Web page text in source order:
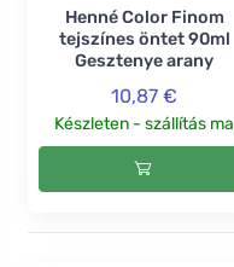
Henné Color Finom
tejszínes öntet 90ml
Gesztenye arany
10,87 €
Készleten - szállítás ma